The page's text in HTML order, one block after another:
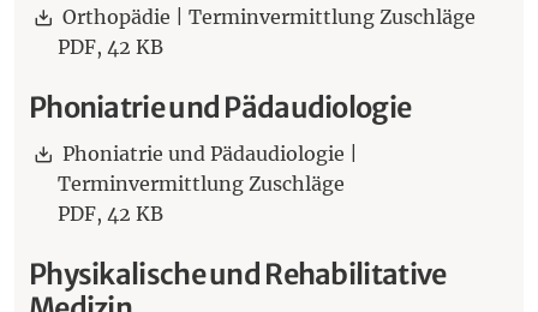
Download:
Orthopädie | Terminvermittlung Zuschläge
PDF, 42 KB
Phoniatrie und Pädaudiologie
Download:
Phoniatrie und Pädaudiologie |
Terminvermittlung Zuschläge
PDF, 42 KB
Physikalische und Rehabilitative